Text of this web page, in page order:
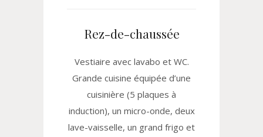
Rez-de-chaussée
Vestiaire avec lavabo et WC.
Grande cuisine équipée d’une
cuisinière (5 plaques à
induction), un micro-onde, deux
lave-vaisselle, un grand frigo et